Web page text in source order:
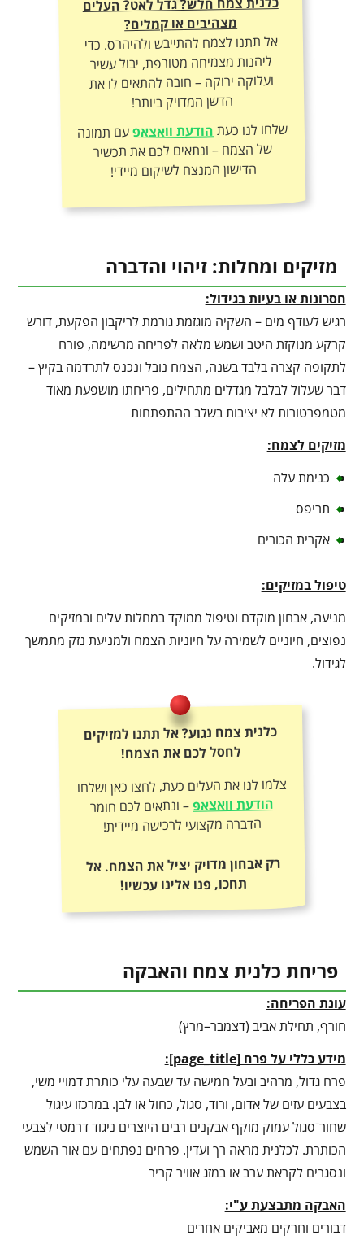
כלנית צמח חלש? גדל לאט? העלים
מצהיבים או קמלים?
אל תתנו לצמח להתייבש ולהיהרס. כדי
ליהנות מצמיחה מטורפת, יבול עשיר
ועלוקה ירוקה – חובה להתאים לו את
הדשן המדויק ביותר!
שלחו לנו כעתהודעת וואצאפעם תמונה
של הצמח – ונתאים לכם את תכשיר
הדישון המנצח לשיקום מיידי!
מזיקים ומחלות: זיהוי והדברה
חסרונות או בעיות בגידול:
רגיש לעודף מים – השקיה מוגזמת גורמת לריקבון הפקעת, דורש
קרקע מנוקזת היטב ושמש מלאה לפריחה מרשימה, פורח
לתקופה קצרה בלבד בשנה, הצמח נובל ונכנס לתרדמה בקיץ –
דבר שעלול לבלבל מגדלים מתחילים, פריחתו מושפעת מאוד
מטמפרטורות לא יציבות בשלב ההתפתחות
מזיקים לצמח:
כנימת עלה
תריפס
אקרית הכורים
טיפול במזיקים:
מניעה, אבחון מוקדם וטיפול ממוקד במחלות עלים ובמזיקים
נפוצים, חיוניים לשמירה על חיוניות הצמח ולמניעת נזק מתמשך
לגידול.
כלנית צמח נגוע? אל תתנו למזיקים
לחסל לכם את הצמח!
צלמו לנו את העלים כעת, לחצו כאן ושלחו
הודעת וואצאפ– ונתאים לכם חומר
הדברה מקצועי לרכישה מיידית!
רק אבחון מדויק יציל את הצמח. אל
תחכו, פנו אלינו עכשיו!
פריחת כלנית צמח והאבקה
עונת הפריחה:
חורף, תחילת אביב (דצמבר–מרץ)
מידע כללי על פרח[
page_title
]
:
פרח גדול, מרהיב ובעל חמישה עד שבעה עלי כותרת דמויי משי,
בצבעים עזים של אדום, ורוד, סגול, כחול או לבן. במרכזו עיגול
שחור־סגול עמוק מוקף אבקנים רבים היוצרים ניגוד דרמטי לצבעי
הכותרת. לכלנית מראה רך ועדין. פרחים נפתחים עם אור השמש
ונסגרים לקראת ערב או במזג אוויר קריר
האבקה מתבצעת ע"י:
דבורים וחרקים מאביקים אחרים